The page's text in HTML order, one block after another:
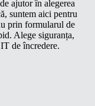
ajutor în alegerea
suntem aici pentru
prin formularul de
Alege siguranța,
de încredere.